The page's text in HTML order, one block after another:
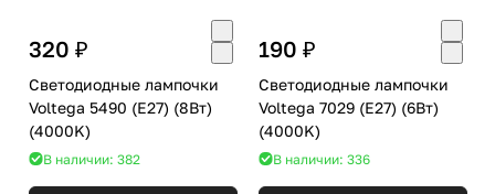
320 ₽
Светодиодные лампочки
Voltega 5490 (E27) (8Вт)
(4000K)
В наличии: 382
190 ₽
Светодиодные лампочки
Voltega 7029 (E27) (6Вт)
(4000K)
В наличии: 336